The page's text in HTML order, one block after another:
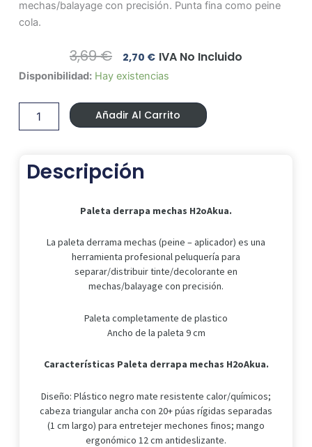
mechas/balayage con precisión. Punta fina como peine
cola.
3,69€ El
Precio
Original
Era:
3,69 €.
2,70 €El
Precio
Actual
Es:
2,70 €.
IVA No Incluido
Disponibilidad: Hay existencias
Paleta
mechas
H2oAkua.
cantidad
Añadir Al Carrito
Descripción
Paleta derrapa mechas H2oAkua.
La paleta derrama mechas (peine – aplicador) es una
herramienta profesional peluquería para
separar/distribuir tinte/decolorante en
mechas/balayage con precisión.
Paleta completamente de plastico
Ancho de la paleta 9 cm
Características Paleta derrapa mechas H2oAkua.
Diseño: Plástico negro mate resistente calor/químicos;
cabeza triangular ancha con 20+ púas rígidas separadas
(1 cm largo) para entretejer mechones finos; mango
ergonómico 12 cm antideslizante.